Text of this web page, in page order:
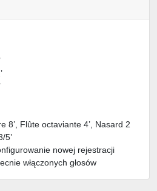
8’, Flûte octaviante 4’, Nasard 2
5’
nowej rejestracji
włączonych głosów